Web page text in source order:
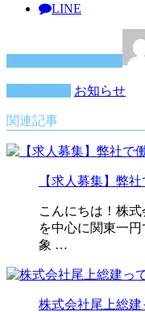
LINE
お知らせ
関連記事
【求人募集】弊
こんにちは！株
を中心に関東一
象 …
株式会社尾上総建